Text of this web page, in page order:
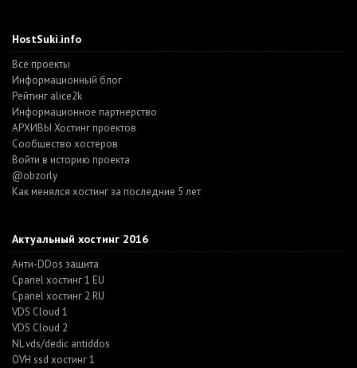
HostSuki.info
Все проекты
Информационный блог
Рейтинг alice2k
Информационное партнерство
АРХИВЫ Хостинг проектов
Cообщество хостеров
Войти в историю проекта
@obzorly
Как менялся хостинг за последние 5 лет
Актуальный хостинг 2016
Анти-DDos защита
Cpanel хостинг 1 EU
Cpanel хостинг 2 RU
VDS Cloud 1
VDS Cloud 2
NL vds/dedic antiddos
OVH ssd хостинг 1